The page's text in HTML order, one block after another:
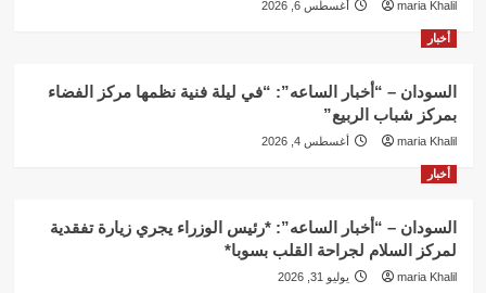
maria Khalil أغسطس 6, 2026
أخبار
السودان – “أخبار الساعه”: “في ليلة فنية نظمها مركز الفضاء
بمركز شباب الربيع”
maria Khalil أغسطس 4, 2026
أخبار
السودان – “أخبار الساعه”: *رئيس الوزراء يجري زيارة تفقدية
لمركز السلام لجراحة القلب بسوبا*
maria Khalil يوليو 31, 2026